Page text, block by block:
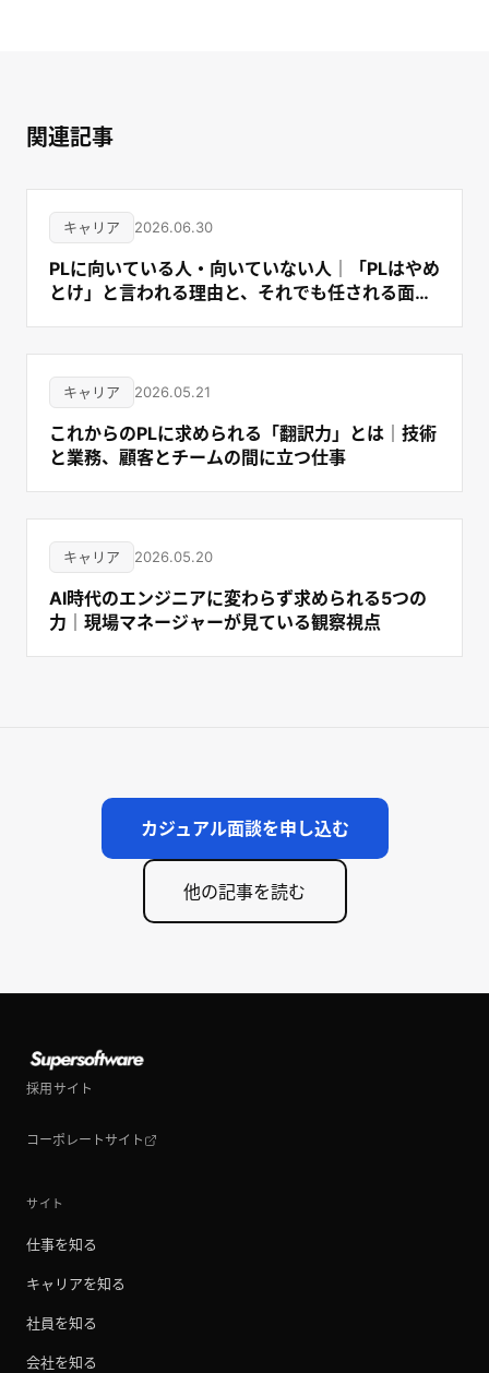
関連記事
キャリア 2026.06.30
PLに向いている人・向いていない人｜「PLはやめ
とけ」と言われる理由と、それでも任される面白
キャリア 2026.05.21
これからのPLに求められる「翻訳力」とは｜技術
と業務、顧客とチームの間に立つ仕事
キャリア 2026.05.20
AI時代のエンジニアに変わらず求められる5つの
力｜現場マネージャーが見ている観察視点
カジュアル面談を申し込む
他の記事を読む
採用サイト
コーポレートサイト
サイト
仕事を知る
キャリアを知る
社員を知る
会社を知る